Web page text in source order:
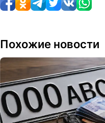
Похожие новости